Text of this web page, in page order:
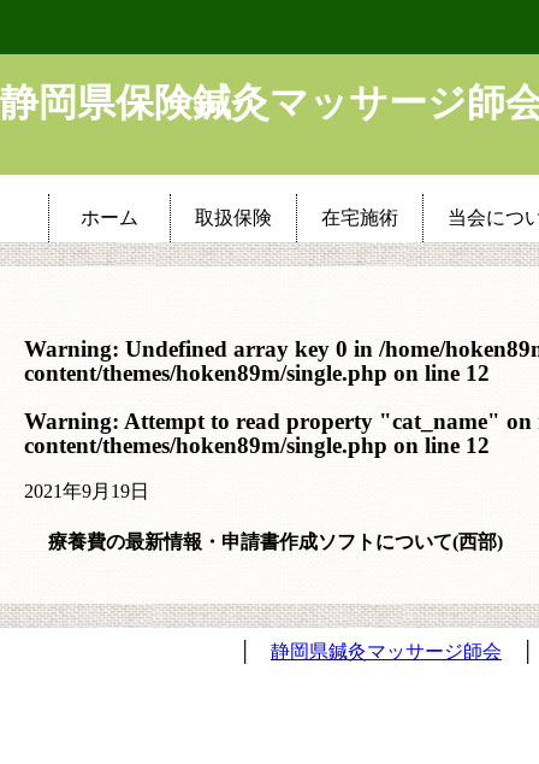
静岡県保険鍼灸マッサージ師
ホーム 取扱保険 在宅施術 当会につ
Warning: Undefined array key 0 in /home/
content/themes/hoken89m/single.php on line 12
Warning: Attempt to read property "cat_name"
content/themes/hoken89m/single.php on line 12
2021年9月19日
療養費の最新情報・申請書作成ソフトについて(西部)
静岡県鍼灸マッサージ師会